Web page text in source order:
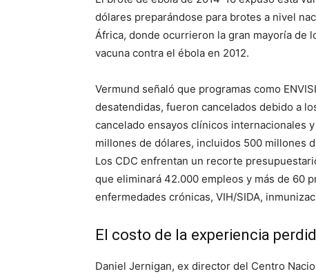
dólares preparándose para brotes a nivel
África, donde ocurrieron la gran mayoría de
vacuna contra el ébola en 2012.
Vermund señaló que programas como
desatendidas, fueron cancelados debido a
cancelado ensayos clínicos internacionales
millones de dólares, incluidos 500 millones
Los CDC enfrentan un recorte
que eliminará 42.000 empleos y más de 60
enfermedades crónicas, VIH/SIDA,
El costo de la experiencia
Daniel Jernigan, ex director del Centro